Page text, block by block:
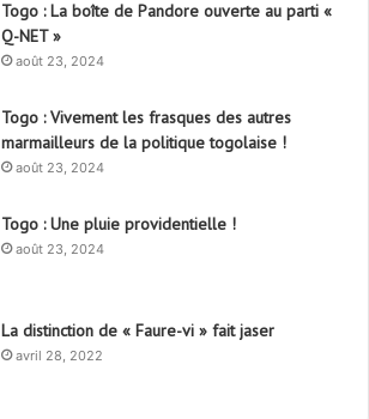
Togo : La boîte de Pandore ouverte au parti «
Q-NET »
août 23, 2024
Togo : Vivement les frasques des autres
marmailleurs de la politique togolaise !
août 23, 2024
Togo : Une pluie providentielle !
août 23, 2024
La distinction de « Faure-vi » fait jaser
avril 28, 2022